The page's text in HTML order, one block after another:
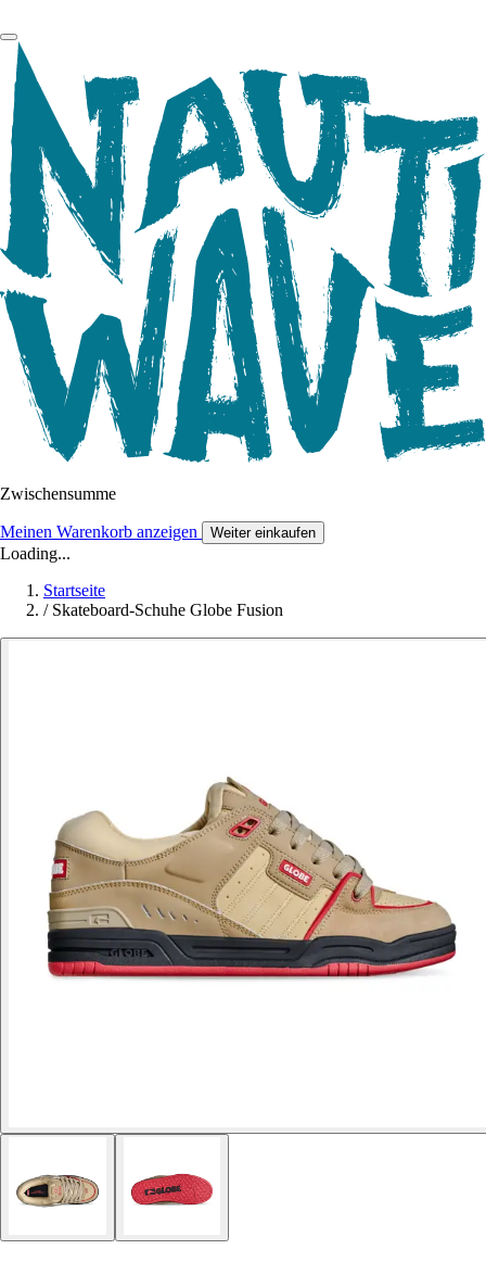
Zwischensumme
Meinen Warenkorb anzeigen Weiter einkaufen
Loading...
Startseite
/ Skateboard-Schuhe Globe Fusion